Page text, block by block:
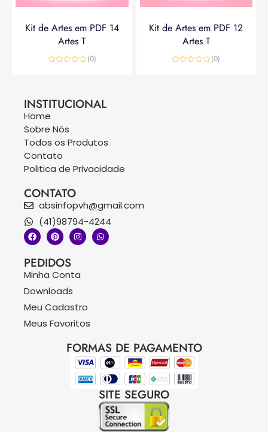
Kit de Artes em PDF 14
Artes T
(0)
Kit de Artes em PDF 12
Artes T
(0)
INSTITUCIONAL
Home
Sobre Nós
Todos os Produtos
Contato
Politica de Privacidade
CONTATO
absinfopvh@gmail.com
(41)98794-4244
PEDIDOS
Minha Conta
Downloads
Meu Cadastro
Meus Favoritos
FORMAS DE PAGAMENTO
SITE SEGURO